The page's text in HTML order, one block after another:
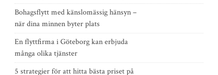
Bohagsflytt med känslomässig hänsyn –
när dina minnen byter plats
En flyttfirma i Göteborg kan erbjuda
många olika tjänster
5 strategier för att hitta bästa priset på